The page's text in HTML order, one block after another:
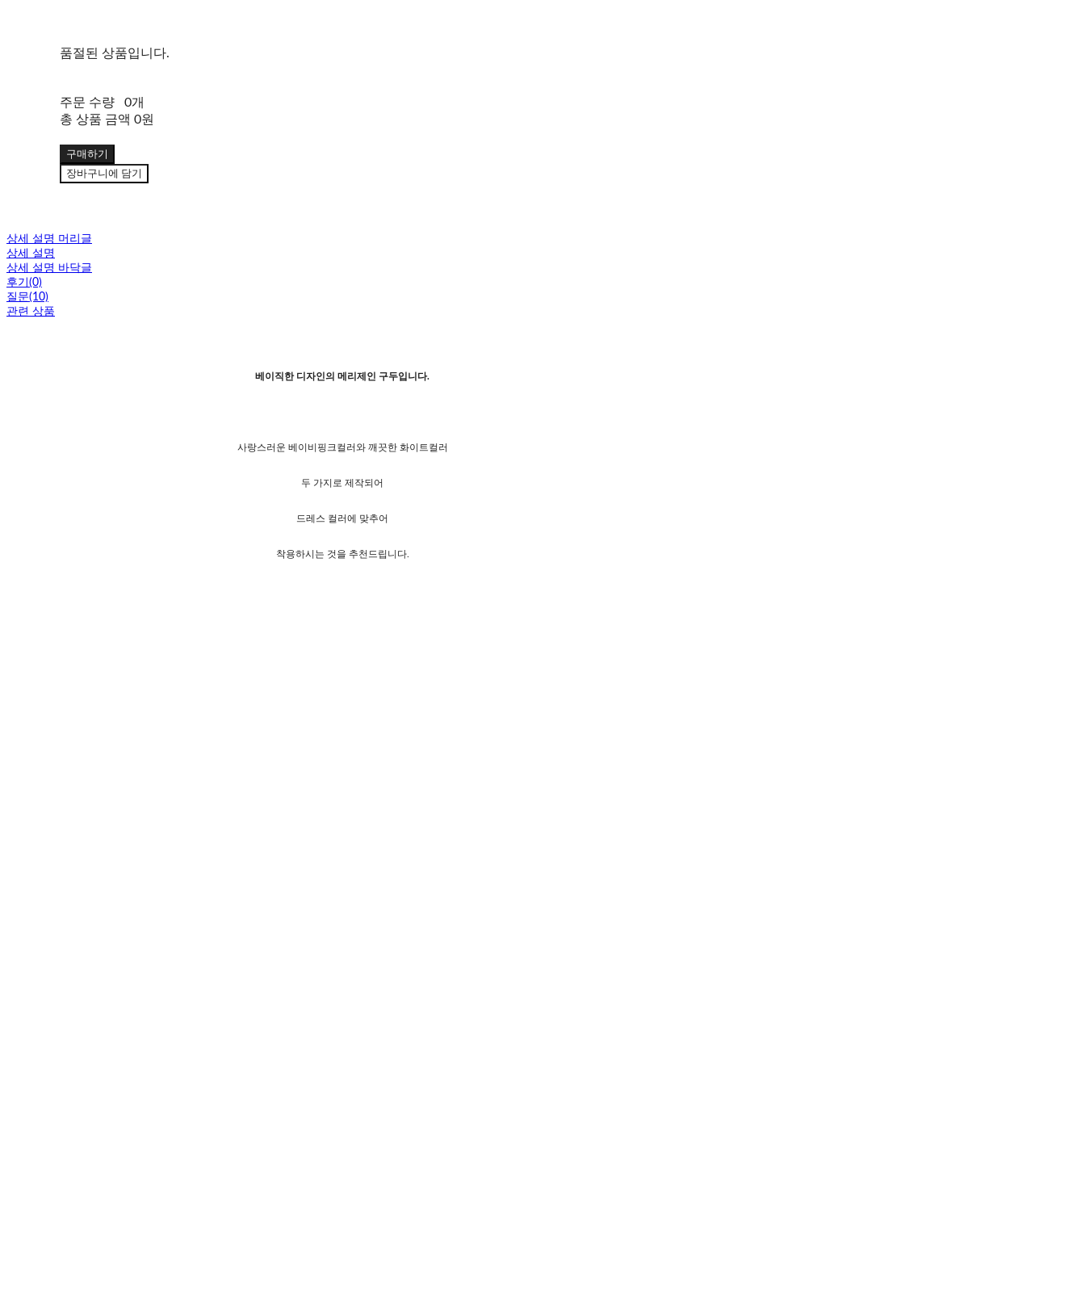
품절된 상품입니다.
주문 수량
0개
총 상품 금액 0원
구매하기
장바구니에 담기
상세 설명 머리글
상세 설명
상세 설명 바닥글
후기(0)
질문(10)
관련 상품
베이직한 디자인의 메리제인 구두입니다.
사랑스러운 베이비핑크컬러와 깨끗한 화이트컬러
두 가지로 제작되어
드레스 컬러에 맞추어
착용하시는 것을 추천드립니다.